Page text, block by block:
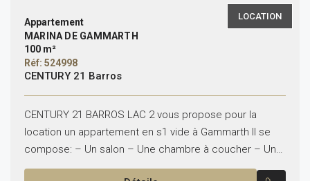
LOCATION
Appartement
MARINA DE GAMMARTH
100 m²
Réf: 524998
CENTURY 21 Barros
CENTURY 21 BARROS LAC 2 vous propose pour la
location un appartement en s1 vide à Gammarth Il se
compose: – Un salon – Une chambre à coucher – Une
cuisine équipée...